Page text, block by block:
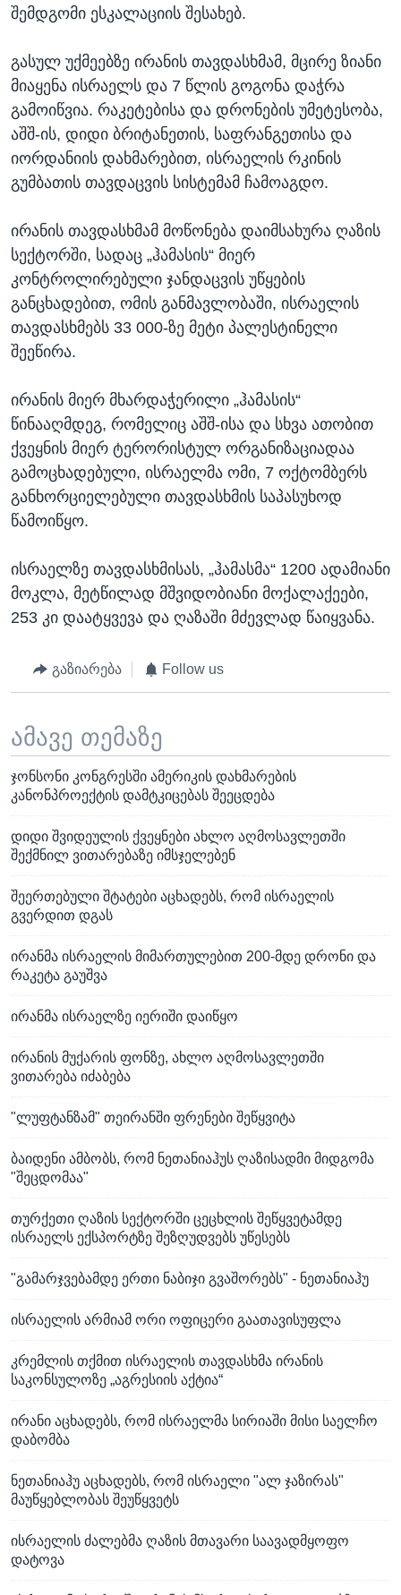
შემდგომი ესკალაციის შესახებ.
გასულ უქმეებზე ირანის თავდასხმამ, მცირე ზიანი
მიაყენა ისრაელს და 7 წლის გოგონა დაჭრა
გამოიწვია. რაკეტებისა და დრონების უმეტესობა,
აშშ-ის, დიდი ბრიტანეთის, საფრანგეთისა და
იორდანიის დახმარებით, ისრაელის რკინის
გუმბათის თავდაცვის სისტემამ ჩამოაგდო.
ირანის თავდასხმამ მოწონება დაიმსახურა ღაზის
სექტორში, სადაც „ჰამასის“ მიერ
კონტროლირებული ჯანდაცვის უწყების
განცხადებით, ომის განმავლობაში, ისრაელის
თავდასხმებს 33 000-ზე მეტი პალესტინელი
შეეწირა.
ირანის მიერ მხარდაჭერილი „ჰამასის“
წინააღმდეგ, რომელიც აშშ-ისა და სხვა ათობით
ქვეყნის მიერ ტერორისტულ ორგანიზაციადაა
გამოცხადებული, ისრაელმა ომი, 7 ოქტომბერს
განხორციელებული თავდასხმის საპასუხოდ
წამოიწყო.
ისრაელზე თავდასხმისას, „ჰამასმა“ 1200 ადამიანი
მოკლა, მეტწილად მშვიდობიანი მოქალაქეები,
253 კი დაატყვევა და ღაზაში მძევლად წაიყვანა.
გაზიარება Follow us
ამავე თემაზე
ჯონსონი კონგრესში ამერიკის დახმარების
კანონპროექტის დამტკიცებას შეეცდება
დიდი შვიდეულის ქვეყნები ახლო აღმოსავლეთში
შექმნილ ვითარებაზე იმსჯელებენ
შეერთებული შტატები აცხადებს, რომ ისრაელის
გვერდით დგას
ირანმა ისრაელის მიმართულებით 200-მდე დრონი და
რაკეტა გაუშვა
ირანმა ისრაელზე იერიში დაიწყო
ირანის მუქარის ფონზე, ახლო აღმოსავლეთში
ვითარება იძაბება
"ლუფტანზამ" თეირანში ფრენები შეწყვიტა
ბაიდენი ამბობს, რომ ნეთანიაჰუს ღაზისადმი მიდგომა
"შეცდომაა"
თურქეთი ღაზის სექტორში ცეცხლის შეწყვეტამდე
ისრაელს ექსპორტზე შეზღუდვებს უწესებს
"გამარჯვებამდე ერთი ნაბიჯი გვაშორებს" - ნეთანიაჰუ
ისრაელის არმიამ ორი ოფიცერი გაათავისუფლა
კრემლის თქმით ისრაელის თავდასხმა ირანის
საკონსულოზე „აგრესიის აქტია“
ირანი აცხადებს, რომ ისრაელმა სირიაში მისი საელჩო
დაბომბა
ნეთანიაჰუ აცხადებს, რომ ისრაელი "ალ ჯაზირას"
მაუწყებლობას შეუწყვეტს
ისრაელის ძალებმა ღაზის მთავარი საავადმყოფო
დატოვა